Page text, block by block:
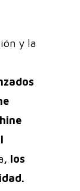
y la
, los